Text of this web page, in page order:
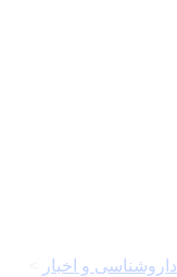
داروشناسی و اخبار